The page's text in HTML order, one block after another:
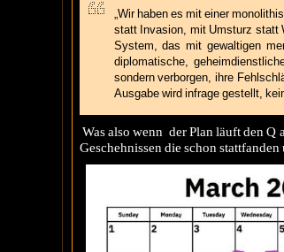
„Wir haben es mit einer
statt Invasion, mit Umsturz statt
System, das mit gewaltigen
diplomatische,
sondern verborgen, ihre
Ausgabe wird infrage gestellt,
Was also wenn der Plan läuft den
Geschehnissen die schon